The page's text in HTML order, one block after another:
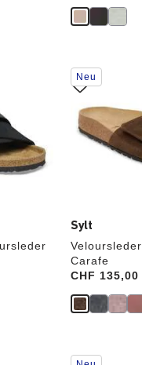
Sylt
Veloursleder
Carafe
Price:
CHF 135,00
Durch
Anklicken
der
Farben
werden
die
Produktbilder
Neu
Durch